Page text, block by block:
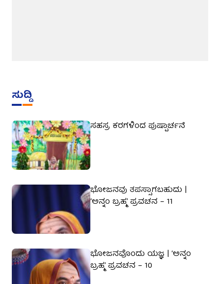
ಸುದ್ದಿ
ಸಹಸ್ರ ಕರಗಳಿಂದ ಪುಷ್ಪಾರ್ಚನೆ
ಭೋಜನವು ತಪಸ್ಸಾಗಬಹುದು |
‘ಅನ್ನಂ ಬ್ರಹ್ಮ’ ಪ್ರವಚನ – 11
ಭೋಜನವೊಂದು ಯಜ್ಞ | ‘ಅನ್ನಂ
ಬ್ರಹ್ಮ’ ಪ್ರವಚನ – 10